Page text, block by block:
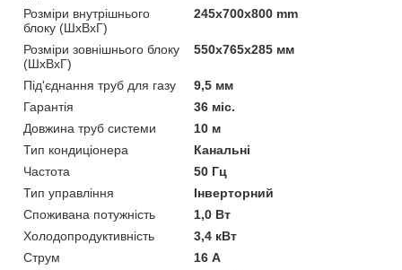
Розміри внутрішнього
блоку (ШхВхГ)
245x700x800 mm
Розміри зовнішнього блоку
(ШхВхГ)
550x765x285 мм
Під'єднання труб для газу
9,5 мм
Гарантія
36 міс.
Довжина труб системи
10 м
Тип кондиціонера
Канальні
Частота
50 Гц
Тип управління
Інверторний
Споживана потужність
1,0 Вт
Холодопродуктивність
3,4 кВт
Струм
16 А